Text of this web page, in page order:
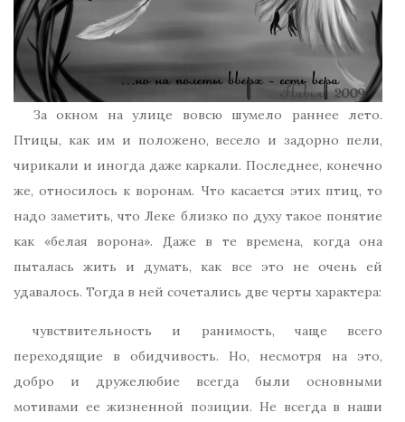
За окном на улице вовсю шумело раннее лето.
Птицы, как им и положено, весело и задорно пели,
чирикали и иногда даже каркали. Последнее, конечно
же, относилось к воронам. Что касается этих птиц, то
надо заметить, что Леке близко по духу такое понятие
как «белая ворона». Даже в те времена, когда она
пыталась жить и думать, как все это не очень ей
удавалось. Тогда в ней сочетались две черты характера:
чувствительность и ранимость, чаще всего
переходящие в обидчивость. Но, несмотря на это,
добро и дружелюбие всегда были основными
мотивами ее жизненной позиции. Не всегда в наши